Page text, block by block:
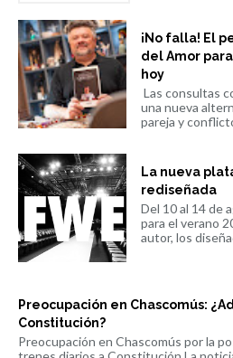
¡No falla! El
del Amor
hoy
Las consultas
una nueva
pareja y
La nueva
rediseñada
Del 10 al 14 de
para el verano
autor, los
Preocupación en Chascomús:
Constitución?
Preocupación en Chascomús por la